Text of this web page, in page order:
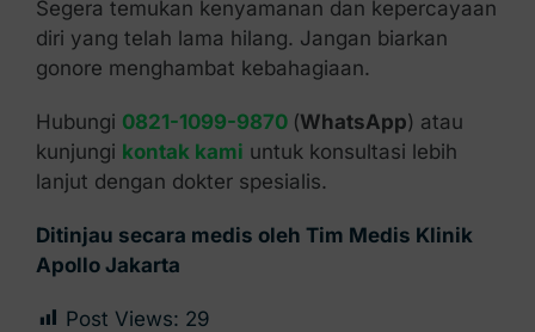
Segera temukan kenyamanan dan kepercayaan
diri yang telah lama hilang. Jangan biarkan
gonore menghambat kebahagiaan.
Hubungi 0821-1099-9870 (WhatsApp) atau
kunjungi kontak kami untuk konsultasi lebih
lanjut dengan dokter spesialis.
Ditinjau secara medis oleh Tim Medis Klinik
Apollo Jakarta
Post Views: 29